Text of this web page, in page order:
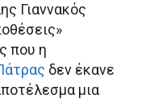
Γιαννακός
που η
δεν έκανε
μια